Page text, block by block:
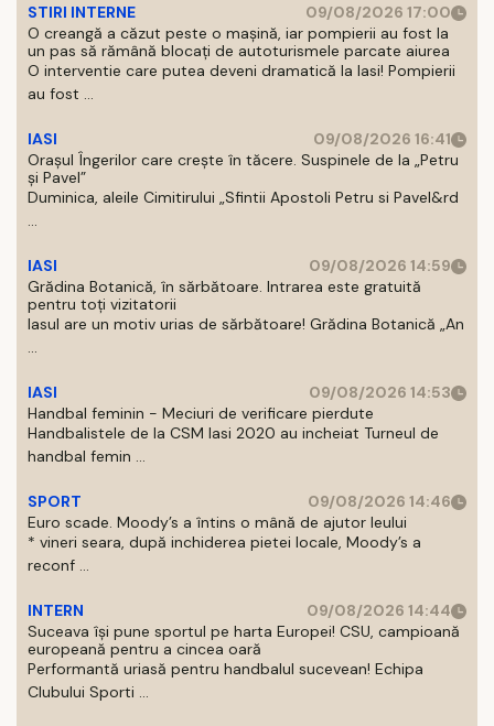
STIRI INTERNE
09/08/2026 17:00
O creangă a căzut peste o mașină, iar pompierii au fost la
un pas să rămână blocați de autoturismele parcate aiurea
O interventie care putea deveni dramatică la Iasi! Pompierii
au fost ...
IASI
09/08/2026 16:41
Orașul Îngerilor care crește în tăcere. Suspinele de la „Petru
și Pavel”
Duminica, aleile Cimitirului „Sfintii Apostoli Petru si Pavel&rd
...
IASI
09/08/2026 14:59
Grădina Botanică, în sărbătoare. Intrarea este gratuită
pentru toți vizitatorii
Iasul are un motiv urias de sărbătoare! Grădina Botanică „An
...
IASI
09/08/2026 14:53
Handbal feminin - Meciuri de verificare pierdute
Handbalistele de la CSM Iasi 2020 au incheiat Turneul de
handbal femin ...
SPORT
09/08/2026 14:46
Euro scade. Moody’s a întins o mână de ajutor leului
* vineri seara, după inchiderea pietei locale, Moody’s a
reconf ...
INTERN
09/08/2026 14:44
Suceava își pune sportul pe harta Europei! CSU, campioană
europeană pentru a cincea oară
Performantă uriasă pentru handbalul sucevean! Echipa
Clubului Sporti ...